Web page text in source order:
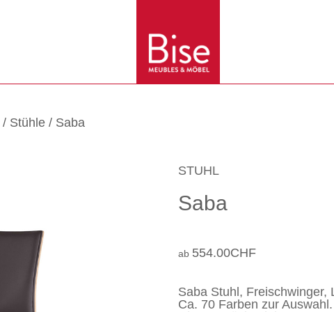
/ Stühle / Saba
STUHL
Saba
554.00CHF
Saba Stuhl, Freischwinger,
Ca. 70 Farben zur Auswahl.